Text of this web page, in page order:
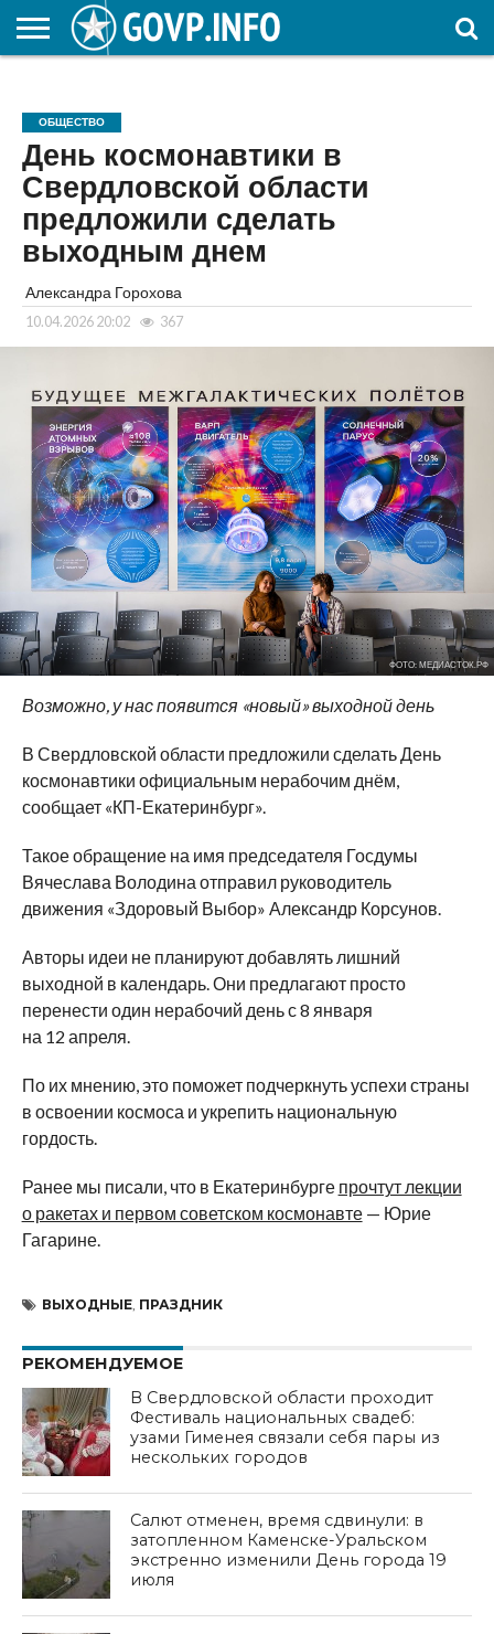
ОБРАЗОВАНИЕ
ОБЩЕСТВО
День космонавтики в
Свердловской области
предложили сделать
выходным днем
Александра Горохова
10.04.2026 20:02 367
ФОТО: МЕДИАСТОК.РФ
Возможно, у нас появится «новый» выходной день
В Свердловской области предложили сделать День
космонавтики официальным нерабочим днём,
сообщает «КП-Екатеринбург».
Такое обращение на имя председателя Госдумы
Вячеслава Володина отправил руководитель
движения «Здоровый Выбор» Александр Корсунов.
Авторы идеи не планируют добавлять лишний
выходной в календарь. Они предлагают просто
перенести один нерабочий день с 8 января
на 12 апреля.
По их мнению, это поможет подчеркнуть успехи страны
в освоении космоса и укрепить национальную
гордость.
Ранее мы писали, что в Екатеринбурге прочтут лекции
о ракетах и первом советском космонавте— Юрие
Гагарине.
ВЫХОДНЫЕ, ПРАЗДНИК
РЕКОМЕНДУЕМОЕ
В Свердловской области проходит
Фестиваль национальных свадеб:
узами Гименея связали себя пары из
нескольких городов
Салют отменен, время сдвинули: в
затопленном Каменске-Уральском
экстренно изменили День города 19
июля